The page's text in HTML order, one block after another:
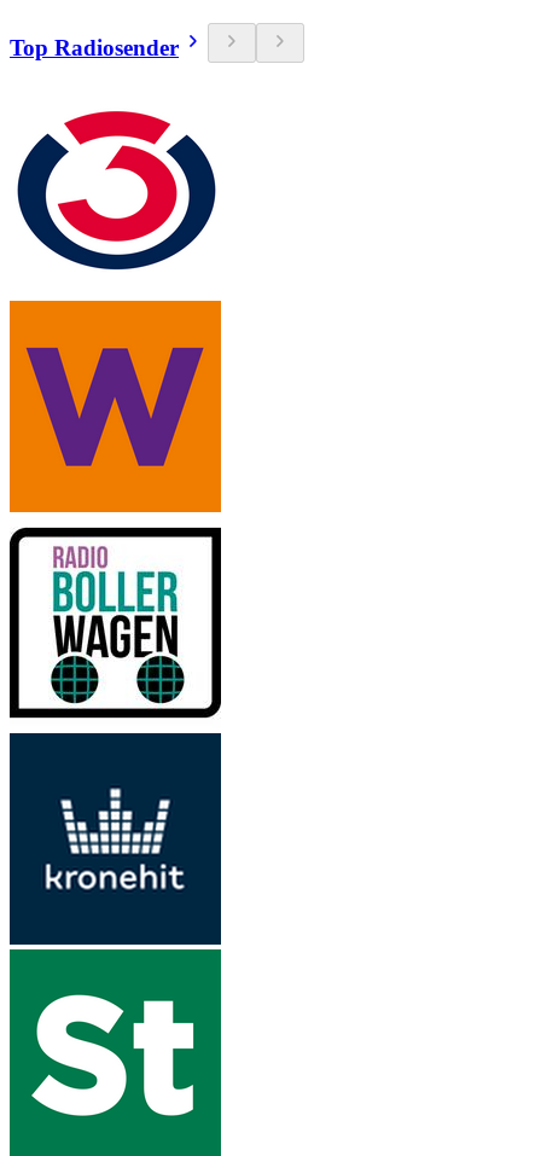
Top Radiosender